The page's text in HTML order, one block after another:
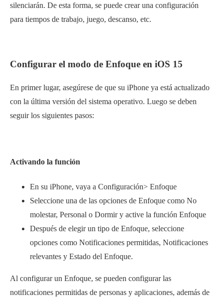
silenciarán. De esta forma, se puede crear una configuración
para tiempos de trabajo, juego, descanso, etc.
Configurar el modo de Enfoque en iOS 15
En primer lugar, asegúrese de que su iPhone ya está actualizado
con la última versión del sistema operativo. Luego se deben
seguir los siguientes pasos:
Activando la función
En su iPhone, vaya a Configuración> Enfoque
Seleccione una de las opciones de Enfoque como No
molestar, Personal o Dormir y active la función Enfoque
Después de elegir un tipo de Enfoque, seleccione
opciones como Notificaciones permitidas, Notificaciones
relevantes y Estado del Enfoque.
Al configurar un Enfoque, se pueden configurar las
notificaciones permitidas de personas y aplicaciones, además de